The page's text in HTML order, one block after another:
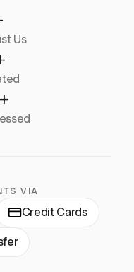
Us
VIA
Credit Cards